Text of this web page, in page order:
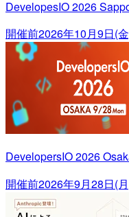
DevelopesIO 2026
開催前2026年10月9日(
DevelopersIO 2026
開催前2026年9月28日(